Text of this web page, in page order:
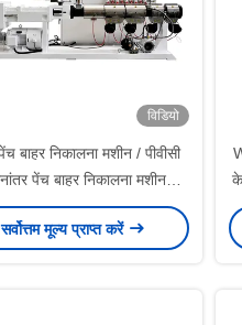
विडियो
बाहर निकालना मशीन / पीवीसी
पेंच बाहर निकालना मशीन
HYPS90/28
सर्वोत्तम मूल्य प्राप्त करें